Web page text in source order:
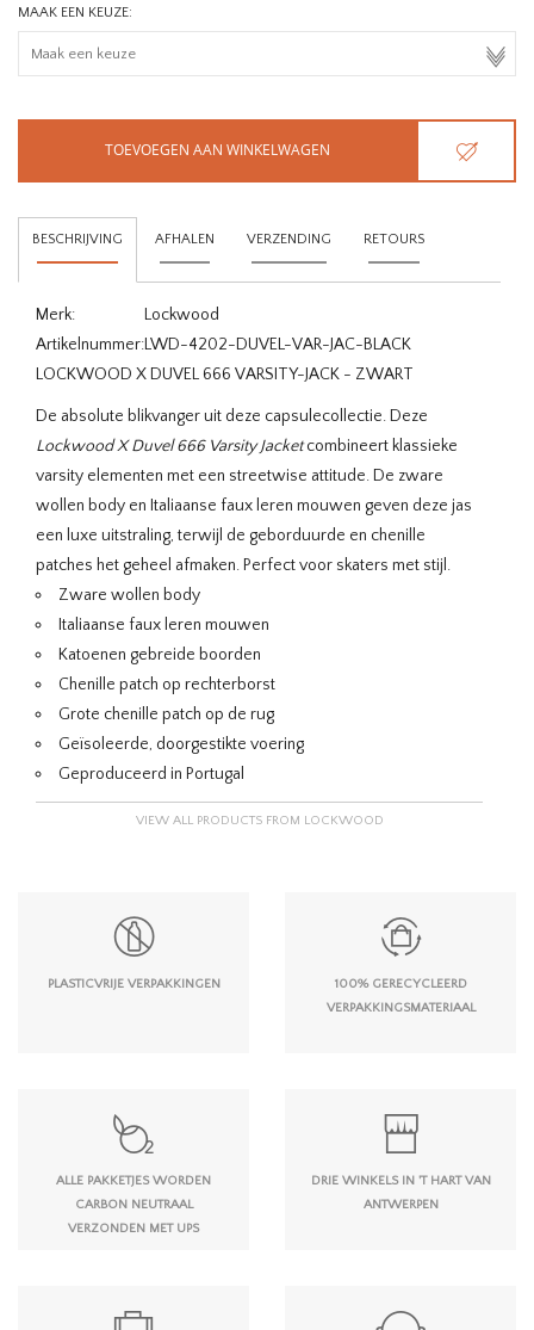
MAAK EEN KEUZE:
TOEVOEGEN AAN WINKELWAGEN
BESCHRIJVING AFHALEN VERZENDING RETOURS
Merk:
Lockwood
Artikelnummer:LWD-4202-DUVEL-VAR-JAC-BLACK
LOCKWOOD X DUVEL 666 VARSITY-JACK - ZWART
De absolute blikvanger uit deze capsulecollectie. Deze
Lockwood X Duvel 666 Varsity Jacketcombineert klassieke
varsity elementen met een streetwise attitude. De zware
wollen body en Italiaanse faux leren mouwen geven deze jas
een luxe uitstraling, terwijl de geborduurde en chenille
patches het geheel afmaken. Perfect voor skaters met stijl.
Zware wollen body
Italiaanse faux leren mouwen
Katoenen gebreide boorden
Chenille patch op rechterborst
Grote chenille patch op de rug
Geïsoleerde, doorgestikte voering
Geproduceerd in Portugal
VIEW ALL PRODUCTS FROM LOCKWOOD
PLASTICVRIJE VERPAKKINGEN
100% GERECYCLEERD
VERPAKKINGSMATERIAAL
ALLE PAKKETJES WORDEN
CARBON NEUTRAAL
VERZONDEN MET UPS
DRIE WINKELS IN 'T HART VAN
ANTWERPEN